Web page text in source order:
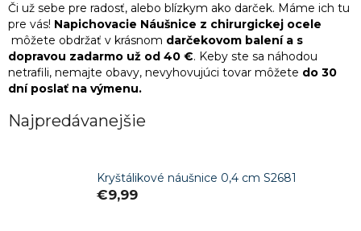
Či už sebe pre radosť, alebo blízkym ako darček. Máme ich tu
pre vás! Napichovacie Náušnice z chirurgickej ocele
môžete obdržať v krásnom darčekovom balení a s
dopravou zadarmo už od 40 €. Keby ste sa náhodou
netrafili, nemajte obavy, nevyhovujúci tovar môžete do 30
dní poslať na výmenu.
Najpredávanejšie
Kryštálikové náušnice 0,4 cm S2681
€9,99